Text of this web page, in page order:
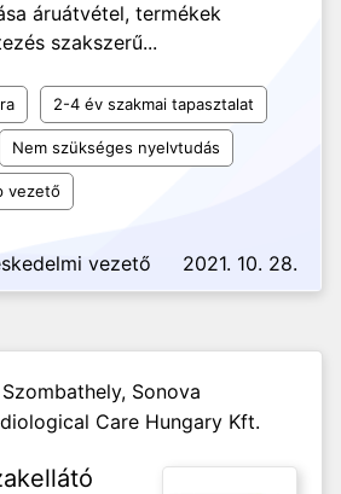
áruátvétel, termékek
szakszerű...
2-4 év szakmai tapasztalat
Nem szükséges nyelvtudás
vezető
vezető 2021. 10. 28.
Szombathely, Sonova
Care Hungary Kft.